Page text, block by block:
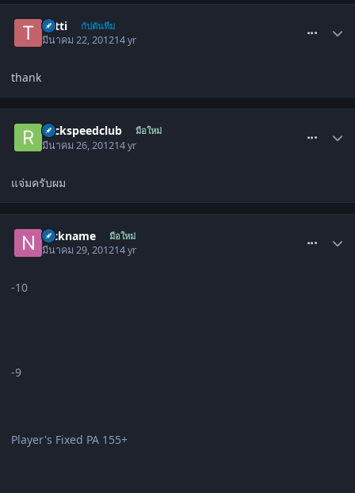
Totti กัปตันทีม
มีนาคม 22, 201214 yr
thank
rockspeedclub มือใหม่
มีนาคม 26, 201214 yr
แจ่มครับผม
nickname มือใหม่
มีนาคม 29, 201214 yr
-10
-9
Player's Fixed PA 155+